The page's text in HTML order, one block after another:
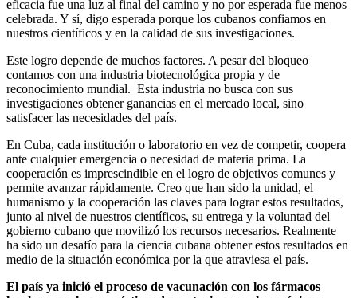
eficacia fue una luz al final del camino y no por esperada fue menos
celebrada. Y sí, digo esperada porque los cubanos confiamos en
nuestros científicos y en la calidad de sus investigaciones.
Este logro depende de muchos factores. A pesar del bloqueo
contamos con una industria biotecnológica propia y de
reconocimiento mundial. Esta industria no busca con sus
investigaciones obtener ganancias en el mercado local, sino
satisfacer las necesidades del país.
En Cuba, cada institución o laboratorio en vez de competir, coopera
ante cualquier emergencia o necesidad de materia prima. La
cooperación es imprescindible en el logro de objetivos comunes y
permite avanzar rápidamente. Creo que han sido la unidad, el
humanismo y la cooperación las claves para lograr estos resultados,
junto al nivel de nuestros científicos, su entrega y la voluntad del
gobierno cubano que movilizó los recursos necesarios. Realmente
ha sido un desafío para la ciencia cubana obtener estos resultados en
medio de la situación económica por la que atraviesa el país.
El país ya inició el proceso de vacunación con los fármacos